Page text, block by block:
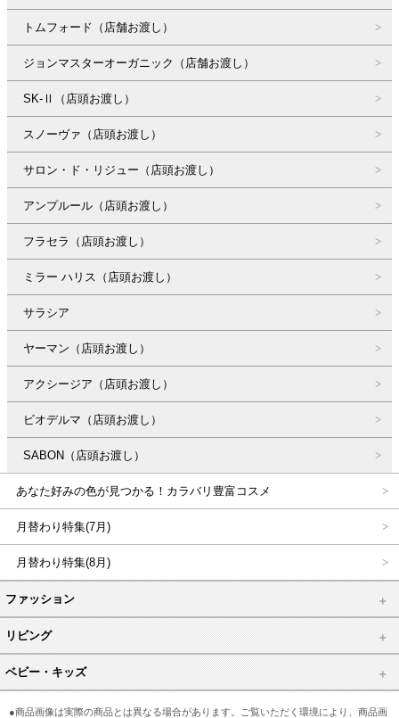
トムフォード（店舗お渡し）
ジョンマスターオーガニック（店舗お渡し）
SK-Ⅱ（店頭お渡し）
スノーヴァ（店頭お渡し）
サロン・ド・リジュー（店頭お渡し）
アンプルール（店頭お渡し）
フラセラ（店頭お渡し）
ミラー ハリス（店頭お渡し）
サラシア
ヤーマン（店頭お渡し）
アクシージア（店頭お渡し）
ビオデルマ（店頭お渡し）
SABON（店頭お渡し）
あなた好みの色が見つかる！カラバリ豊富コスメ
月替わり特集(7月)
月替わり特集(8月)
ファッション
リビング
ベビー・キッズ
●商品画像は実際の商品とは異なる場合があります。ご覧いただく環境により、商品画